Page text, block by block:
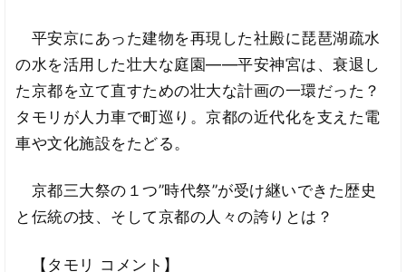
平安京にあった建物を再現した社殿に琵琶湖疏水
の水を活用した壮大な庭園――平安神宮は、衰退し
た京都を立て直すための壮大な計画の一環だった？
タモリが人力車で町巡り。京都の近代化を支えた電
車や文化施設をたどる。
京都三大祭の１つ”時代祭”が受け継いできた歴史
と伝統の技、そして京都の人々の誇りとは？
【タモリ コメント】